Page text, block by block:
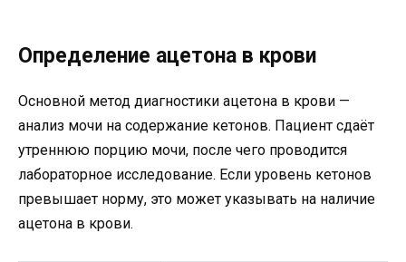
Определение ацетона в крови
Основной метод диагностики ацетона в крови —
анализ мочи на содержание кетонов. Пациент сдаёт
утреннюю порцию мочи, после чего проводится
лабораторное исследование. Если уровень кетонов
превышает норму, это может указывать на наличие
ацетона в крови.